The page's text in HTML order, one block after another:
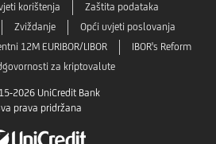
korištenja
Zaštita podataka
Zviždanje
Opći uvjeti poslovanja
12M EURIBOR/LIBOR
IBOR's Reform
za kriptovalute
2026 UniCredit Bank
prava pridržana